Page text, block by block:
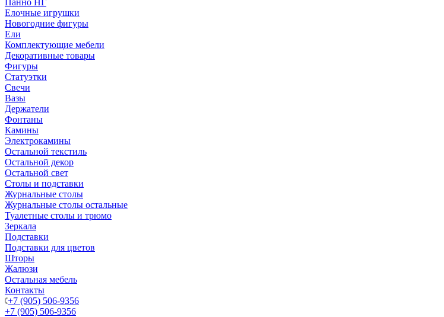
Панно НГ
Елочные игрушки
Новогодние фигуры
Ели
Комплектующие мебели
Декоративные товары
Фигуры
Статуэтки
Свечи
Вазы
Держатели
Фонтаны
Камины
Электрокамины
Остальной текстиль
Остальной декор
Остальной свет
Столы и подставки
Журнальные столы
Журнальные столы остальные
Туалетные столы и трюмо
Зеркала
Подставки
Подставки для цветов
Шторы
Жалюзи
Остальная мебель
Контакты
+7 (905) 506-9356
+7 (905) 506-9356